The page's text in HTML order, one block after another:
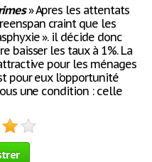
» Apres les attentats
craint que les
». il décide donc
baisser les taux à 1%. La
pour les ménages
pour eux l’opportunité
une condition : celle